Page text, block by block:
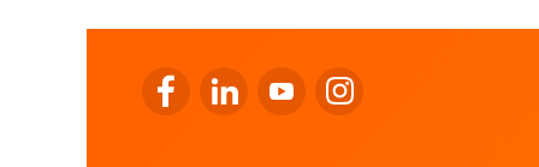
Ir para o Facebook da LALUX
Ir para o LinkedIn da LALUX
Ir para o YouTube da LALUX
Ir para o Instagram da